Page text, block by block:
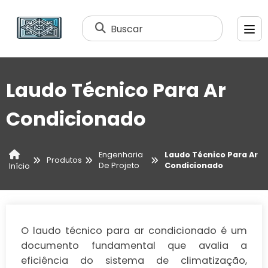
Buscar
Laudo Técnico Para Ar
Condicionado
Início
Produtos
Engenharia
De Projeto
Laudo Técnico Para Ar
Condicionado
O laudo técnico para ar condicionado é um
documento fundamental que avalia a
eficiência do sistema de climatização,